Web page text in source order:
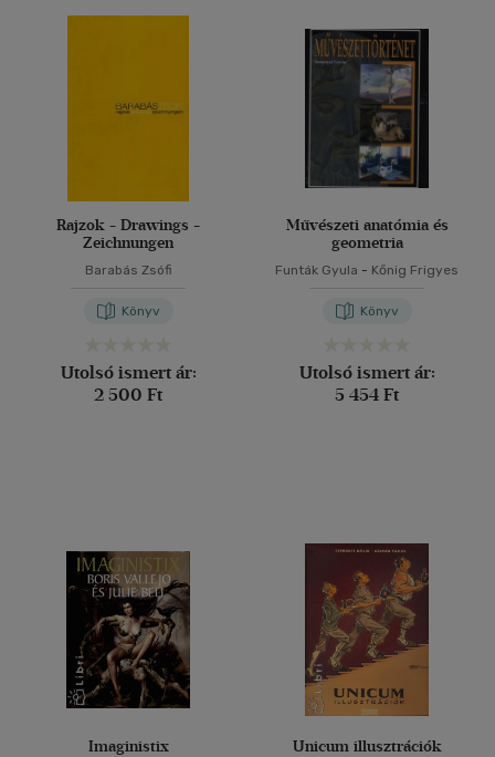
Rajzok - Drawings -
Zeichnungen
Barabás Zsófi
Könyv
Utolsó ismert ár:
2 500 Ft
Művészeti anatómia és
geometria
Funták Gyula - Kőnig Frigyes
Könyv
Utolsó ismert ár:
5 454 Ft
Imaginistix Unicum illusztrációk